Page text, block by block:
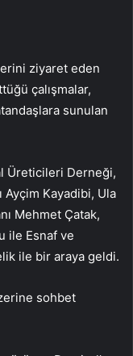
ziyaret eden
çalışmalar,
sunulan
Üreticileri Derneği,
Ayçim Kayadibi, Ula
Mehmet Çatak,
ile Esnaf ve
ile bir araya geldi.
sohbet